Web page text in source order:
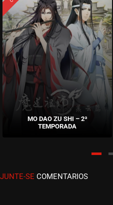
ASSISTIDO
EPISÓDIO 05
dezembro 05, 2021
ASSISTIDO
EPISÓDIO 04
novembro 19, 2021
EPISÓDIO 03
novembro 14, 2021
MO DAO ZU SHI – 2ª
TEMPORADA
JUNTE-SE COMENTARIOS